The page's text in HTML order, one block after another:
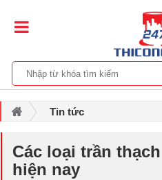
Tin tức
Các loại trần
hiện nay